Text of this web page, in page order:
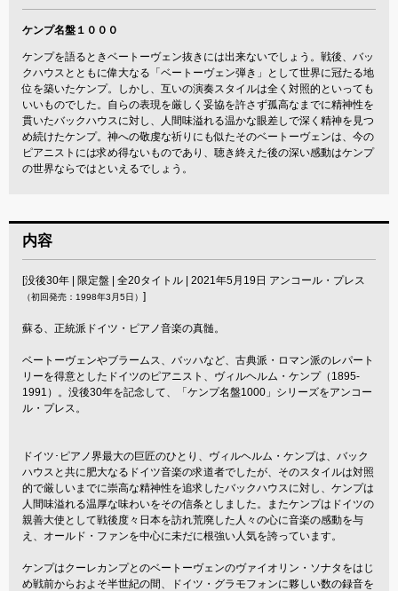
ケンプ名盤１０００
ケンプを語るときベートーヴェン抜きには出来ないでしょう。戦後、バッ
クハウスとともに偉大なる「ベートーヴェン弾き」として世界に冠たる地
位を築いたケンプ。しかし、互いの演奏スタイルは全く対照的といっても
いいものでした。自らの表現を厳しく妥協を許さず孤高なまでに精神性を
貫いたバックハウスに対し、人間味溢れる温かな眼差しで深く精神を見つ
め続けたケンプ。神への敬虔な祈りにも似たそのベートーヴェンは、今の
ピアニストには求め得ないものであり、聴き終えた後の深い感動はケンプ
の世界ならではといえるでしょう。
内容
[没後30年 | 限定盤 | 全20タイトル | 2021年5月19日 アンコール・プレス
（初回発売：1998年3月5日） ]
蘇る、正統派ドイツ・ピアノ音楽の真髄。
ベートーヴェンやブラームス、バッハなど、古典派・ロマン派のレパート
リーを得意としたドイツのピアニスト、ヴィルヘルム・ケンプ（1895-
1991）。没後30年を記念して、「ケンプ名盤1000」シリーズをアンコー
ル・プレス。
ドイツ･ピアノ界最大の巨匠のひとり、ヴィルヘルム・ケンプは、バック
ハウスと共に肥大なるドイツ音楽の求道者でしたが、そのスタイルは対照
的で厳しいまでに崇高な精神性を追求したバックハウスに対し、ケンプは
人間味溢れる温厚な味わいをその信条としました。またケンプはドイツの
親善大使として戦後度々日本を訪れ荒廃した人々の心に音楽の感動を与
え、オールド・ファンを中心に未だに根強い人気を誇っています。
ケンプはクーレカンプとのベートーヴェンのヴァイオリン・ソナタをはじ
め戦前からおよそ半世紀の間、ドイツ・グラモフォンに夥しい数の録音を